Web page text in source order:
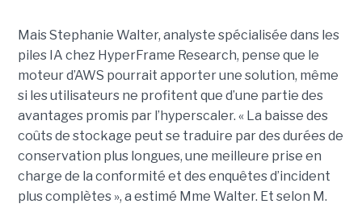
Mais Stephanie Walter, analyste spécialisée dans les
piles IA chez HyperFrame Research, pense que le
moteur d’AWS pourrait apporter une solution, même
si les utilisateurs ne profitent que d’une partie des
avantages promis par l’hyperscaler. « La baisse des
coûts de stockage peut se traduire par des durées de
conservation plus longues, une meilleure prise en
charge de la conformité et des enquêtes d’incident
plus complètes », a estimé Mme Walter. Et selon M.